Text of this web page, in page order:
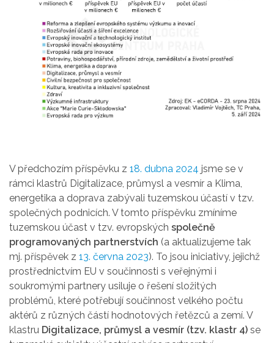
V předchozím příspěvku z 18. dubna 2024 jsme se v
rámci klastrů Digitalizace, průmysl a vesmír a Klima,
energetika a doprava zabývali tuzemskou účastí v tzv.
společných podnicích. V tomto příspěvku zmíníme
tuzemskou účast v tzv. evropských společně
programovaných partnerstvích (a aktualizujeme tak
mj. příspěvek z 13. června 2023). To jsou iniciativy, jejichž
prostřednictvím EU v součinnosti s veřejnými i
soukromými partnery usiluje o řešení složitých
problémů, které potřebují součinnost velkého počtu
aktérů z různých částí hodnotových řetězců a zemí. V
klastru Digitalizace, průmysl a vesmír (tzv. klastr 4) se